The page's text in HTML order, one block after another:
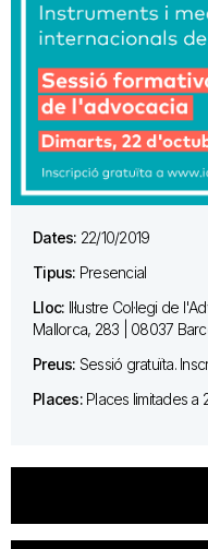
Dates: 22/10/2019
Tipus: Presencial
Lloc: Il·lustre Col·legi de
Mallorca, 283 | 08037
Preus: Sessió gratuïta.
Places: Places limitades a